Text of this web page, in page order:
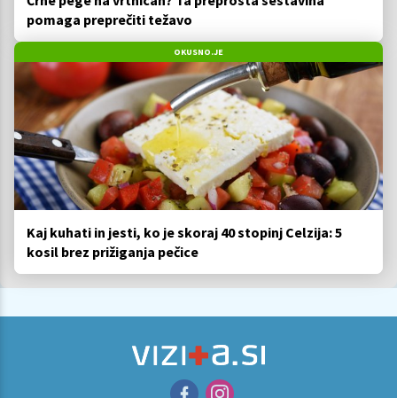
pomaga preprečiti težavo
OKUSNO.JE
Kaj kuhati in jesti, ko je skoraj 40 stopinj Celzija: 5
kosil brez prižiganja pečice